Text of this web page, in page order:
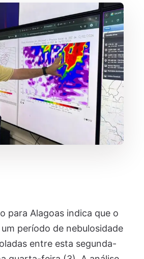
para Alagoas indica que o
período de nebulosidade
entre esta segunda-